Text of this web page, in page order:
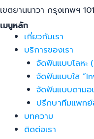
เขตยานนาวา กรุงเทพฯ
เมนูหลัก
เกี่ยวกับเรา
บริการของเรา
จัดฟันแบบโลหะ
จัดฟันแบบใส
จัดฟันแบบดามอ
ปรึกษาทีมแพทย์
บทความ
ติดต่อเรา